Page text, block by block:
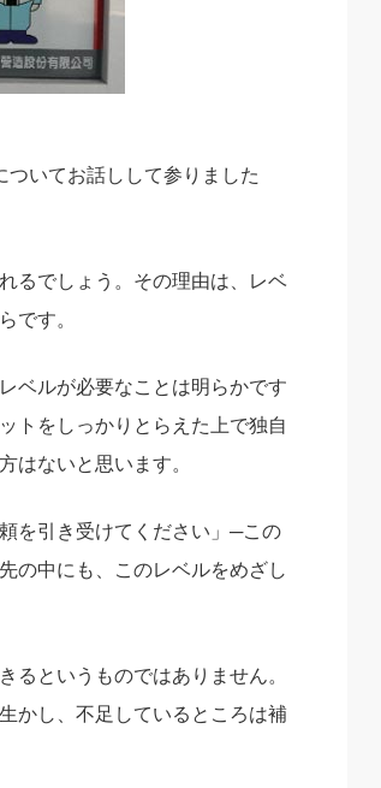
いてお話しして参りました
るでしょう。その理由は、レベ
です。
ベルが必要なことは明らかです
トをしっかりとらえた上で独自
はないと思います。
を引き受けてください」─この
の中にも、このレベルをめざし
というものではありません。
かし、不足しているところは補